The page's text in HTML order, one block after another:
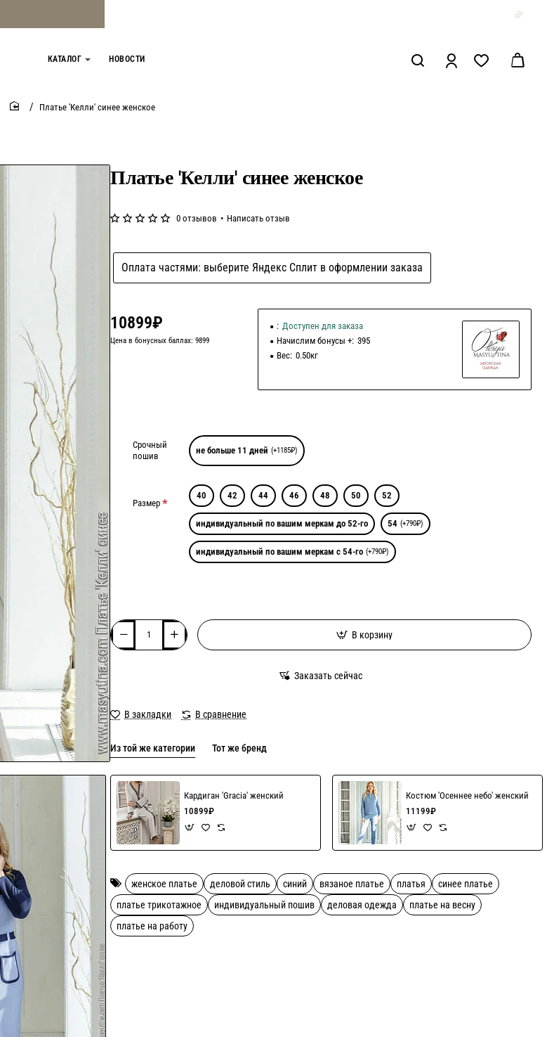
КАТАЛОГ НОВОСТИ
Платье 'Келли' синее женское
Платье 'Келли' синее женское
Оплата частями: выберите Яндекс Сплит в оформлении заказа
0 отзывов • Написать отзыв
10899₽
Цена в бонусных баллах: 9899
: Доступен для заказа
Начислим бонусы +: 395
Вес: 0.50кг
Срочный
пошив
не больше 11 дней (+1185₽)
Размер
40 42 44 46 48 50 52
индивидуальный по вашим меркам до 52-го 54 (+790₽)
индивидуальный по вашим меркам с 54-го (+790₽)
В корзину
Заказать сейчас
В закладки В сравнение
Из той же категории Тот же бренд
Кардиган 'Gracia' женский
10899₽
Костюм 'Осеннее небо' женский
11199₽
женское платье деловой стиль синий вязаное платье платья
синее платье
платье трикотажное
индивидуальный пошив деловая одежда
платье на весну
платье на работу